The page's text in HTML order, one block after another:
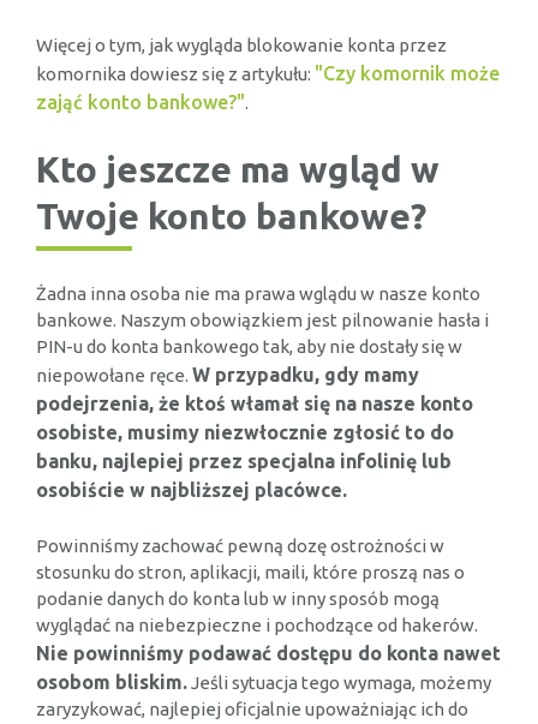
Więcej o tym, jak wygląda blokowanie konta przez
komornika dowiesz się z artykułu: "Czy komornik może
zająć konto bankowe?".
Kto jeszcze ma wgląd w
Twoje konto bankowe?
Żadna inna osoba nie ma prawa wglądu w nasze konto
bankowe. Naszym obowiązkiem jest pilnowanie hasła i
PIN-u do konta bankowego tak, aby nie dostały się w
niepowołane ręce. W przypadku, gdy mamy
podejrzenia, że ktoś włamał się na nasze konto
osobiste, musimy niezwłocznie zgłosić to do
banku, najlepiej przez specjalna infolinię lub
osobiście w najbliższej placówce.
Powinniśmy zachować pewną dozę ostrożności w
stosunku do stron, aplikacji, maili, które proszą nas o
podanie danych do konta lub w inny sposób mogą
wyglądać na niebezpieczne i pochodzące od hakerów.
Nie powinniśmy podawać dostępu do konta nawet
osobom bliskim.Jeśli sytuacja tego wymaga, możemy
zaryzykować, najlepiej oficjalnie upoważniając ich do